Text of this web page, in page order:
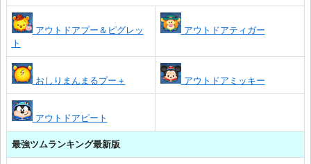
アウトドアプー＆ピグレッ
ト
アウトドアティガー
おしりまんまるプー＋ アウトドアミッキー
アウトドアピート
最強ツムランキング最新版